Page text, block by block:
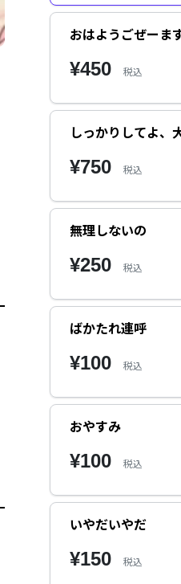
おはようごぜーま
¥450 税込
しっかりしてよ、
¥750 税込
無理しないの
¥250 税込
ばかたれ連呼
¥100 税込
おやすみ
¥100 税込
いやだいやだ
¥150 税込